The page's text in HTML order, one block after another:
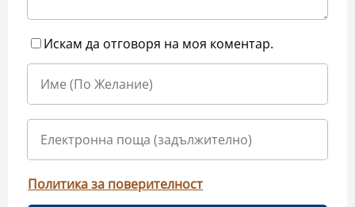
Искам да отговоря на моя коментар.
Политика за поверителност